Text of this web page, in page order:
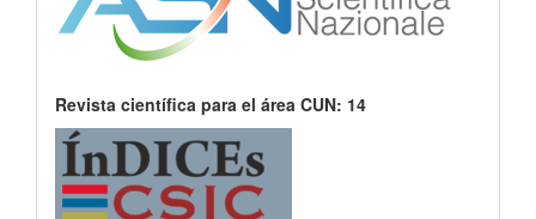
Revista científica para el área CUN: 14